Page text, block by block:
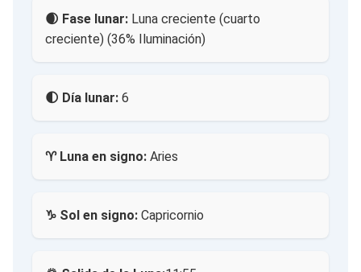
🌒 Fase lunar: Luna creciente (cuarto
creciente) (36% Iluminación)
🌓 Día lunar: 6
♈ Luna en signo: Aries
♑ Sol en signo: Capricornio